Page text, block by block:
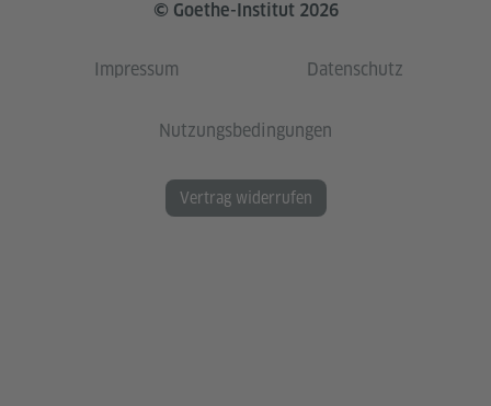
© Goethe-Institut 2026
Impressum Datenschutz
Nutzungsbedingungen
Vertrag widerrufen